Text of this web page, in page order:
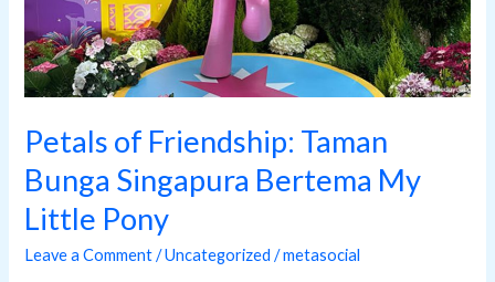
Petals of Friendship: Taman
Bunga Singapura Bertema My
Little Pony
Leave a Comment /Uncategorized /metasocial
Little
Pony